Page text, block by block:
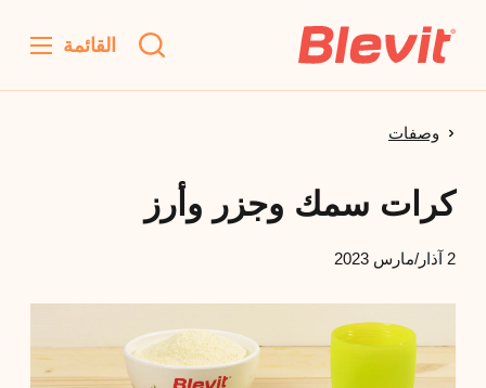
القائمة
وصفات
كرات سمك وجزر وأرز
2 آذار/مارس 2023